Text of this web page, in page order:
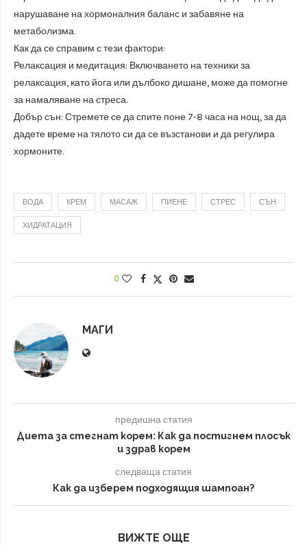
нарушаване на хормоналния баланс и забавяне на
метаболизма.
Как да се справим с тези фактори:
Релаксация и медитация: Включването на техники за
релаксация, като йога или дълбоко дишане, може да помогне
за намаляване на стреса.
Добър сън: Стремете се да спите поне 7-8 часа на нощ, за да
дадете време на тялото си да се възстанови и да регулира
хормоните.
ВОДА КРЕМ МАСАЖ ПИЕНЕ СТРЕС СЪН
ХИДРАТАЦИЯ
0
МАГИ
предишна статия
Диета за стегнат корем: Как да постигнем плосък
и здрав корем
следваща статия
Как да изберем подходящия шампоан?
ВИЖТЕ ОЩЕ